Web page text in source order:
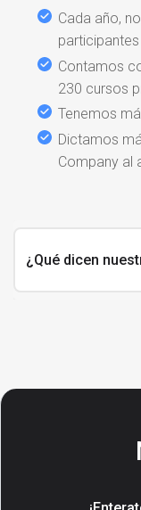
Cada año,
participantes
Contamos
230 cursos
Tenemos
Dictamos
Company al
¿Qué dicen